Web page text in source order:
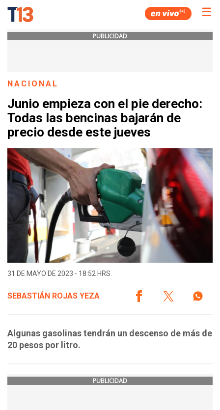
☰
PUBLICIDAD
NACIONAL
Junio empieza con el pie derecho:
Todas las bencinas bajarán de
precio desde este jueves
31 DE MAYO DE 2023 - 18:52 HRS.
SEBASTIÁN ROJAS YEZA
Algunas gasolinas tendrán un descenso de más de
20 pesos por litro.
PUBLICIDAD